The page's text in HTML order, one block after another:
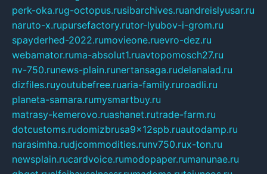
perk-oka.rug-octopus.rusibarchives.ruandreislyusar.ru
naruto-x.rupursefactory.rutor-lyubov-i-grom.ru
spayderhed-2022.rumovieone.ruevro-dez.ru
webamator.ruma-absolut1.ruavtopomosch27.ru
nv-750.runews-plain.runertansaga.rudelanalad.ru
dizfiles.ruyoutubefree.ruaria-family.ruroadli.ru
planeta-samara.rumysmartbuy.ru
matrasy-kemerovo.ruashanet.rutrade-farm.ru
dotcustoms.rudomizbrusa9x12spb.ruautodamp.ru
narasimha.rudjcommodities.runv750.rux-ton.ru
newsplain.rucardvoice.rumodopaper.rumanunae.ru